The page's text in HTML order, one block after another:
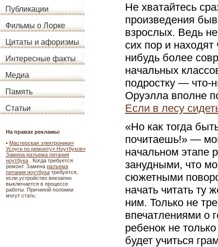
Публикации
Фильмы о Лорке
Цитаты и афоризмы
Интересные факты
Медиа
Память
Статьи
На правах рекламы:
• Мастерская электроники»
Услуги по ремонту» Ноутбуков»
Замена разъема питания
ноутбука . Когда требуется
ремонт. Замена разъема
питания ноутбука требуется,
если устройство внезапно
выключается в процессе
работы. Причиной поломки
могут стать:
Не хватайтесь
произведения
взрослых. Ведь
сих пор и
нибудь более
начальных
подростку — что-
Оруэлла вполне
Если в лесу
«Но как тогда
почитаешь!» —
начальном этапе
занудными, что
сюжетными
начать читать ту
ним. Только не
впечатлениями о
ребенок не
будет учиться